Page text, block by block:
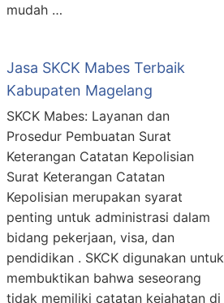
mudah …
Jasa SKCK Mabes Terbaik
Kabupaten Magelang
SKCK Mabes: Layanan dan
Prosedur Pembuatan Surat
Keterangan Catatan Kepolisian
Surat Keterangan Catatan
Kepolisian merupakan syarat
penting untuk administrasi dalam
bidang pekerjaan, visa, dan
pendidikan . SKCK digunakan untuk
membuktikan bahwa seseorang
tidak memiliki catatan kejahatan di